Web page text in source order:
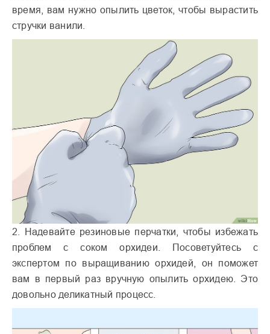
время, вам нужно опылить цветок, чтобы вырастить
стручки ванили.
2. Надевайте резиновые перчатки, чтобы избежать
проблем с соком орхидеи. Посоветуйтесь с
экспертом по выращиванию орхидей, он поможет
вам в первый раз вручную опылить орхидею. Это
довольно деликатный процесс.